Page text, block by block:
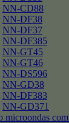
NN-CD88
NN-DF38
NN-DF37
NN-DF385
NN-GT45
NN-GT46
NN-DS596
NN-GD38
NN-DF383
NN-GD371
microondas